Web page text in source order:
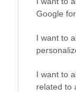
Google
I want to
I want to
related to